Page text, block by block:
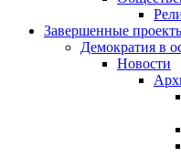
Завершенные
Демократия в
Новости